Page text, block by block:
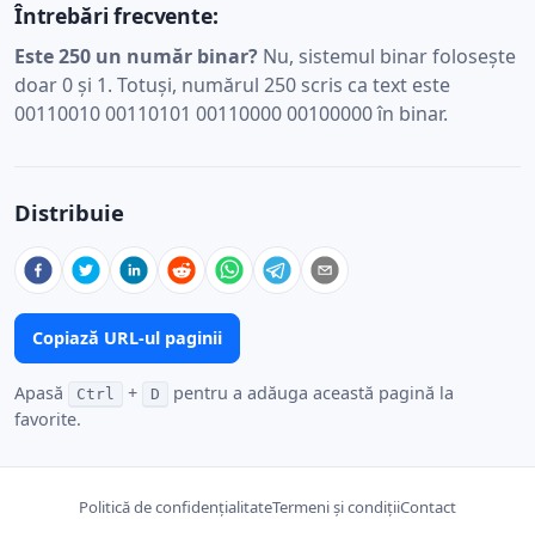
Întrebări frecvente:
Este 250 un număr binar? Nu, sistemul binar folosește
doar 0 și 1. Totuși, numărul 250 scris ca text este
00110010 00110101 00110000 00100000 în binar.
Distribuie
Copiază URL-ul paginii
Apasă Ctrl + D
pentru a adăuga această pagină la
favorite.
Politică de confidențialitateTermeni și condițiiContact